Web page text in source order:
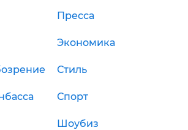
Пресса
Экономика
Стиль
Спорт
Шоубиз